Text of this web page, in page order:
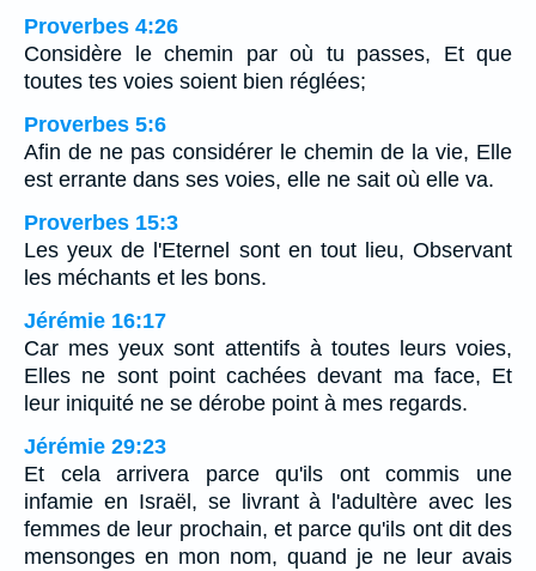
Proverbes 4:26
Considère le chemin par où tu passes, Et que
toutes tes voies soient bien réglées;
Proverbes 5:6
Afin de ne pas considérer le chemin de la vie, Elle
est errante dans ses voies, elle ne sait où elle va.
Proverbes 15:3
Les yeux de l'Eternel sont en tout lieu, Observant
les méchants et les bons.
Jérémie 16:17
Car mes yeux sont attentifs à toutes leurs voies,
Elles ne sont point cachées devant ma face, Et
leur iniquité ne se dérobe point à mes regards.
Jérémie 29:23
Et cela arrivera parce qu'ils ont commis une
infamie en Israël, se livrant à l'adultère avec les
femmes de leur prochain, et parce qu'ils ont dit des
mensonges en mon nom, quand je ne leur avais